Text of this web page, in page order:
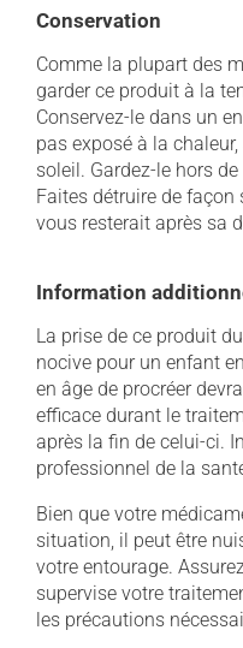
Conservation
Comme la plupart des
garder ce produit à la
Conservez-le dans un
pas exposé à la
soleil. Gardez-le hors
Faites détruire de
vous resterait après sa
Information
La prise de ce produit
nocive pour un enfant
en âge de procréer
efficace durant le
après la fin de celui-ci.
professionnel de la
Bien que votre
situation, il peut être
votre entourage.
supervise votre
les précautions